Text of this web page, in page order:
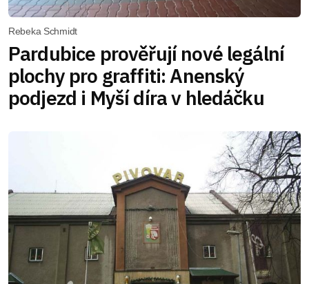
Rebeka Schmidt
Pardubice prověřují nové legální
plochy pro graffiti: Anenský
podjezd i Myší díra v hledáčku